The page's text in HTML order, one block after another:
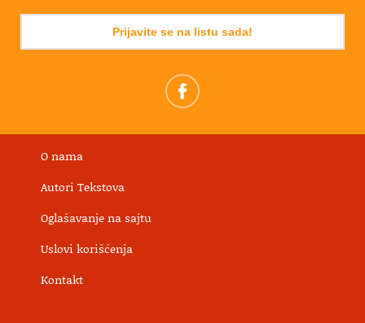
Prijavite se na listu sada!
O nama
Autori Tekstova
Oglašavanje na sajtu
Uslovi korišćenja
Kontakt